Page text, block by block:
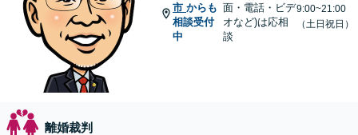
市 からも
相談受付
中
面・電話・ビデ
オなど)は応相
談
9:00~21:00
（土日祝日）
離婚裁判